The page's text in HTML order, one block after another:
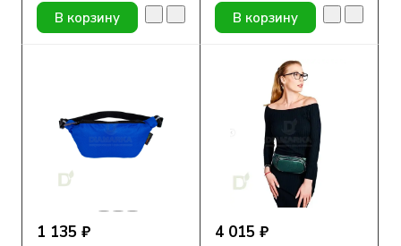
В корзину В корзину
1 135 ₽ 4 015 ₽